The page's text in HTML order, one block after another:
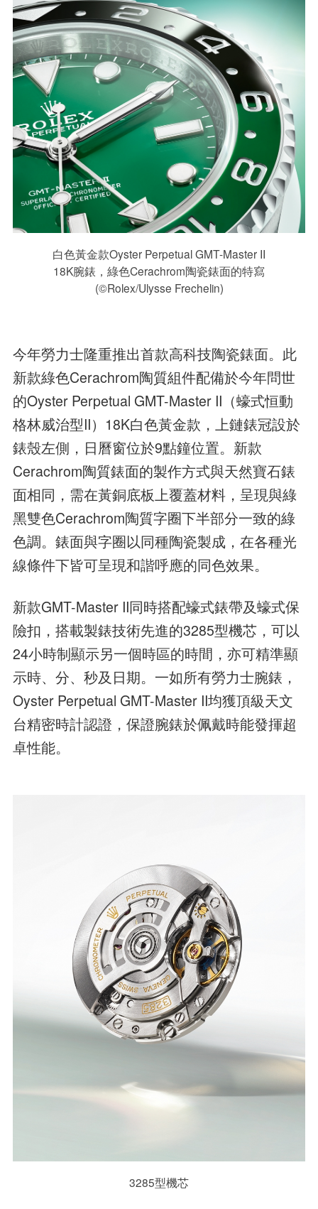
白色黃金款Oyster Perpetual GMT-Master II
18K腕錶，綠色Cerachrom陶瓷錶面的特寫
(©Rolex/Ulysse Frechelin)
今年勞力士隆重推出首款高科技陶瓷錶面。此
新款綠色Cerachrom陶質組件配備於今年問世
的Oyster Perpetual GMT-Master II（蠔式恒動
格林威治型II）18K白色黃金款，上鏈錶冠設於
錶殼左側，日曆窗位於9點鐘位置。新款
Cerachrom陶質錶面的製作方式與天然寶石錶
面相同，需在黃銅底板上覆蓋材料，呈現與綠
黑雙色Cerachrom陶質字圈下半部分一致的綠
色調。錶面與字圈以同種陶瓷製成，在各種光
線條件下皆可呈現和諧呼應的同色效果。
新款GMT-Master II同時搭配蠔式錶帶及蠔式保
險扣，搭載製錶技術先進的3285型機芯，可以
24小時制顯示另一個時區的時間，亦可精準顯
示時、分、秒及日期。一如所有勞力士腕錶，
Oyster Perpetual GMT-Master II均獲頂級天文
台精密時計認證，保證腕錶於佩戴時能發揮超
卓性能。
3285型機芯